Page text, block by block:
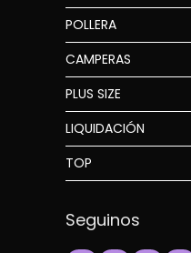
POLLERA
CAMPERAS
PLUS SIZE
LIQUIDACIÓN
TOP
Seguinos